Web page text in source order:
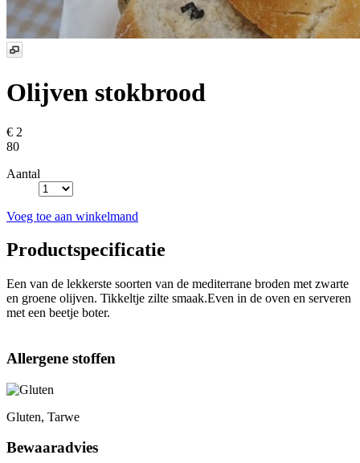
Olijven stokbrood
€ 2
80
Aantal
Voeg toe aan winkelmand
Productspecificatie
Een van de lekkerste soorten van de mediterrane broden met zwarte
en groene olijven. Tikkeltje zilte smaak.Even in de oven en serveren
met een beetje boter.
Allergene stoffen
Gluten, Tarwe
Bewaaradvies